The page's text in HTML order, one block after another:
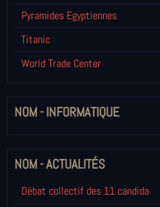
Pyramides Egyptiennes
Titanic
World Trade Center
NOM - INFORMATIQUE
NOM - ACTUALITÉS
Débat collectif des 11 candida